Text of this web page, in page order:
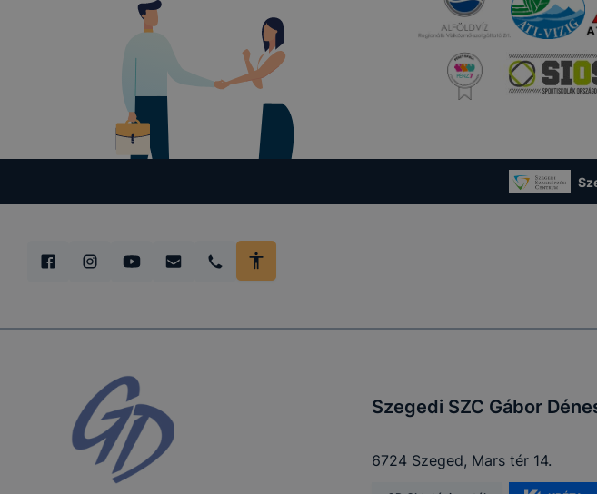
Szegedi SZC Gábor
6724 Szeged, Mars tér 14.
böngésző engedélyezi a cookie-k
böngésző alapértelmezettként
általában megváltoztathatók.
honlapunk használhatóságának és
tétele, a cookie-k alkalmazásának
böngészőjében.